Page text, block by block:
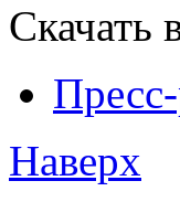
Скачать
Наверх